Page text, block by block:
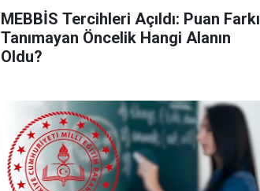
MEBBİS Tercihleri Açıldı: Puan Farkı
Tanımayan Öncelik Hangi Alanın
Oldu?